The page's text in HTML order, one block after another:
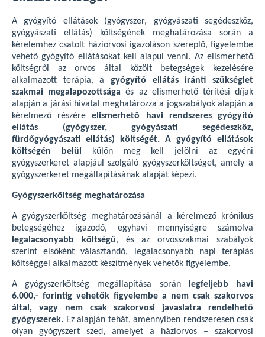
A gyógyító ellátások (gyógyszer, gyógyászati segédeszköz,
gyógyászati ellátás) költségének meghatározása során a
kérelemhez csatolt háziorvosi igazoláson szereplő, figyelembe
vehető gyógyító ellátásokat kell alapul venni. Az elismerhető
költségről az orvos által közölt betegségek kezelésére
alkalmazott terápia, a gyógyító ellátás iránti szükséglet
szakmai megalapozottsága és az elismerhető térítési díjak
alapján a járási hivatal meghatározza a jogszabályok alapján a
kérelmező részéreelismerhető havi rendszeres gyógyító
ellátás (gyógyszer, gyógyászati segédeszköz,
fürdőgyógyászati ellátás) költségét. A gyógyító ellátások
költségén belül
külön meg kell jelölni az egyéni
gyógyszerkeret alapjául szolgáló gyógyszerköltséget, amely a
gyógyszerkeret megállapításának alapját képezi.
Gyógyszerköltség meghatározása
A gyógyszerköltség meghatározásánál a kérelmező krónikus
betegségéhez igazodó, egyhavi mennyiségre számolva
legalacsonyabb költségű, és az orvosszakmai szabályok
szerint elsőként választandó, legalacsonyabb napi terápiás
költséggel alkalmazott készítmények vehetők figyelembe.
A gyógyszerköltség megállapítása során
legfeljebb havi
6.000,- forintig vehetők figyelembe a nem csak szakorvos
által, vagy nem csak szakorvosi javaslatra rendelhető
gyógyszerek. Ez alapján tehát, amennyiben rendszeresen csak
olyan gyógyszert szed, amelyet a háziorvos – szakorvosi